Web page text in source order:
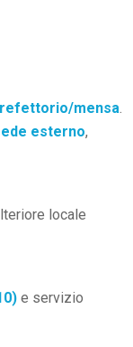
mensa.
esterno,
locale
e servizio